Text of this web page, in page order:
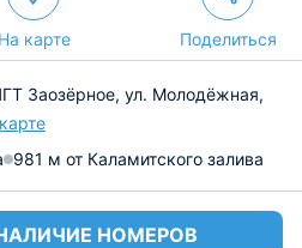
На карте Поделиться
Заозёрное, ул. Молодёжная,
981 м от Каламитского залива
НОМЕРОВ